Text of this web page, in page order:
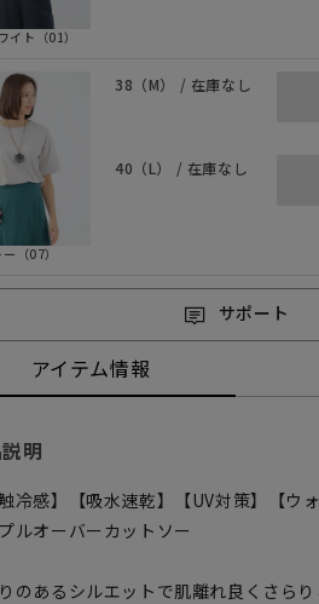
イト（01）
（07）
38（M） / 在庫なし
40（L） / 在庫なし
サポート
アイテム情報
明
触冷感】【吸水速乾】【UV対策】【ウ
ルオーバーカットソー
のあるシルエットで肌離れ良くさら